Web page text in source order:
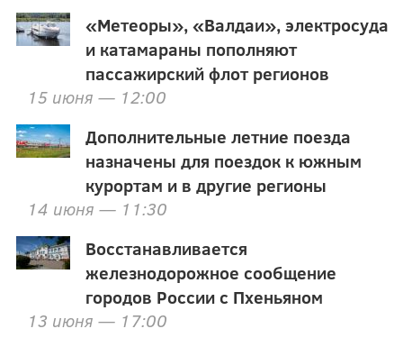
«Метеоры», «Валдаи», электросуда
и катамараны пополняют
пассажирский флот регионов
15 июня — 12:00
Дополнительные летние поезда
назначены для поездок к южным
курортам и в другие регионы
14 июня — 11:30
Восстанавливается
железнодорожное сообщение
городов России с Пхеньяном
13 июня — 17:00